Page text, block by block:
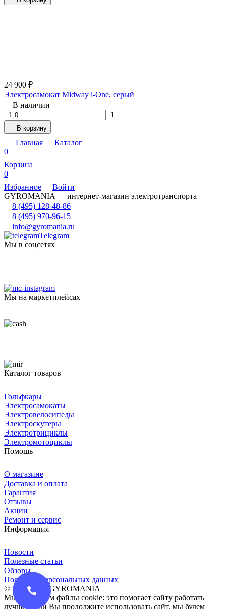
24 900 ₽
Электросамокат Midway i-One, серый
В наличии
1
1
В корзину
Главная
Каталог
0
Корзина
0
Избранное
Войти
GYROMANIA — интернет-магазин электротранспорта
8 (495) 128-48-86
8 (495) 970-96-15
info@gyromania.ru
Telegram
Мы в соцсетях
Мы на маркетплейсах
Каталог товаров
Гольфкары
Электросамокаты
Электровелосипеды
Электроскутеры
Электротрициклы
Электромотоциклы
Помощь
О магазине
Доставка и оплата
Гарантия
Отзывы
Акции
Ремонт и сервис
Информация
Новости
Полезные статьи
Обзоры
Политика персональных данных
© 2016-2026 GYROMANIA
Мы сохраняем файлы cookie: это помогает сайту работать
лучше. Если Вы продолжите использовать сайт, мы будем